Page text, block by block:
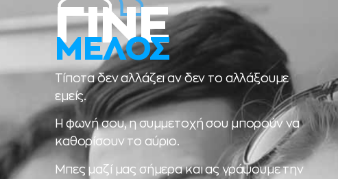
ΓΙΝΕ
ΜΕΛΟΣ
Τίποτα δεν αλλάζει αν δεν το αλλάξουμε
εμείς.
Η φωνή σου, η συμμετοχή σου μπορούν να
καθορίσουν το αύριο.
Μπες μαζί μας σήμερα και ας γράψουμε την